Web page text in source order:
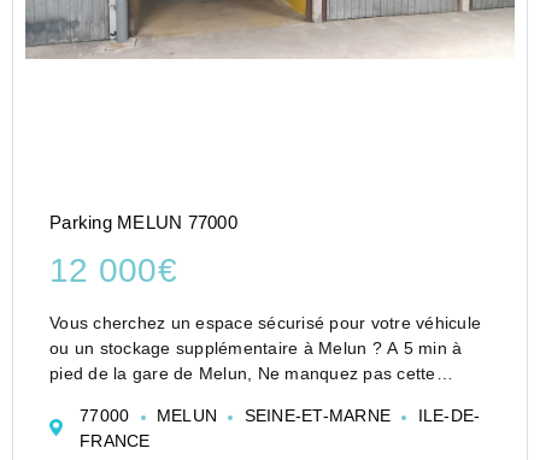
Parking MELUN 77000
12 000€
Vous cherchez un espace sécurisé pour votre véhicule
ou un stockage supplémentaire à Melun ? A 5 min à
pied de la gare de Melun, Ne manquez pas cette
Dans une résidence sécurisée située rue Dajot, ce box
fermé de 12m2 environ offre :
77000 MELUN SEINE-ET-MARNE
ILE-DE-
FRANCE